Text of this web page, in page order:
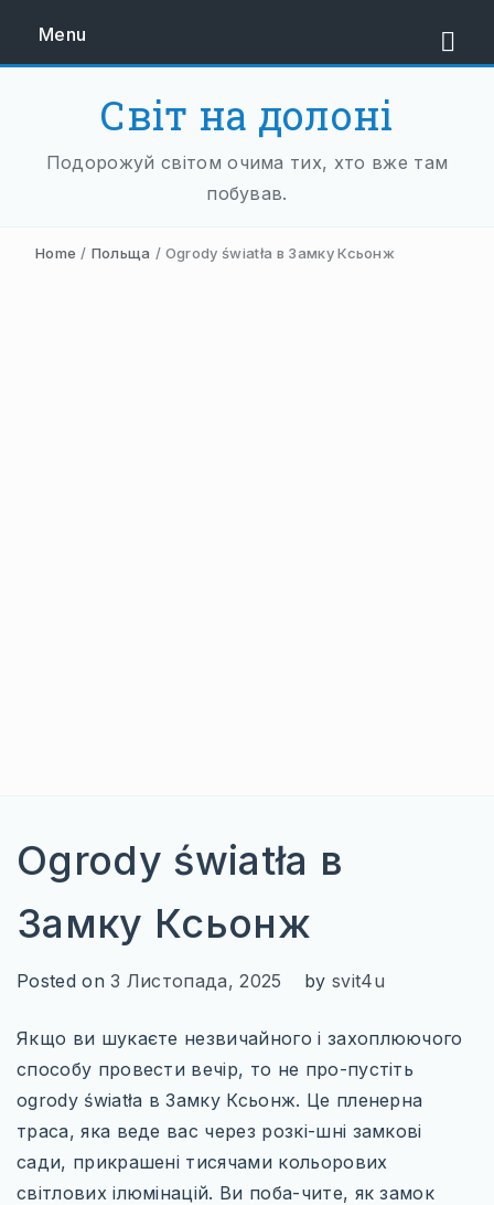
Menu
ЄВРОПА
ЗАХІДНА ЄВРОПА
НІДЕРЛАНДИ
ІСПАНІЯ
ІТАЛІЯ
ПІВНІЧНА ЄВРОПА
ВЕЛИКА БРИТАНІЯ
ФІНЛЯНДІЯ
ШВЕЦІЯ
Світ на долоні
Подорожуй світом очима тих, хто вже там
побував.
Home / Польща / Ogrody światła в Замку Ксьонж
Ogrody światła в
Замку Ксьонж
Posted on3 Листопада, 2025 by svit4u
Якщо ви шукаєте незвичайного і захоплюючого
способу провести вечір, то не про-пустіть
ogrody światła в Замку Ксьонж. Це пленерна
траса, яка веде вас через розкі-шні замкові
сади, прикрашені тисячами кольорових
світлових ілюмінацій. Ви поба-чите, як замок